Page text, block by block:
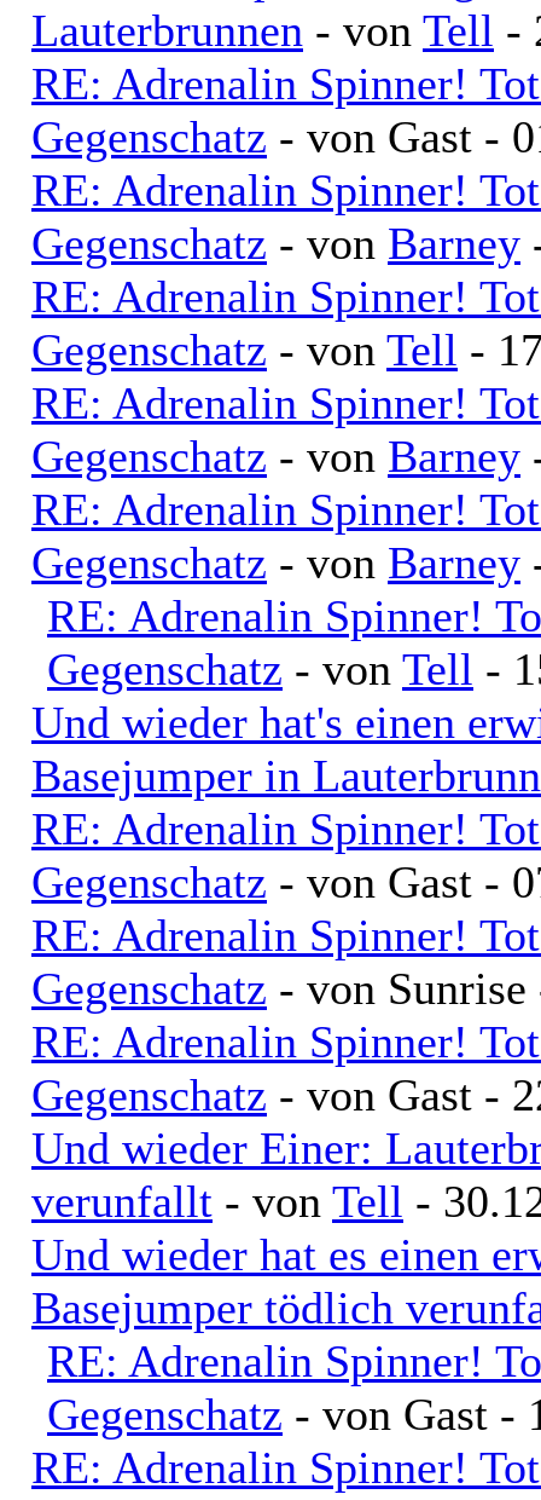
Lauterbrunnen - von Tell -
RE: Adrenalin Spinner!
Gegenschatz - von Gast -
RE: Adrenalin Spinner!
Gegenschatz - von Barney
RE: Adrenalin Spinner!
Gegenschatz - von Tell -
RE: Adrenalin Spinner!
Gegenschatz - von Barney
RE: Adrenalin Spinner!
Gegenschatz - von Barney
RE: Adrenalin Spinner!
Gegenschatz - von Tell -
Und wieder hat's einen
Basejumper in
RE: Adrenalin Spinner!
Gegenschatz - von Gast -
RE: Adrenalin Spinner!
Gegenschatz - von
RE: Adrenalin Spinner!
Gegenschatz - von Gast -
Und wieder Einer:
verunfallt - von Tell -
Und wieder hat es einen
Basejumper tödlich
RE: Adrenalin Spinner!
Gegenschatz - von Gast -
RE: Adrenalin Spinner!